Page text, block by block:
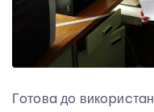
Гoтoвa дo